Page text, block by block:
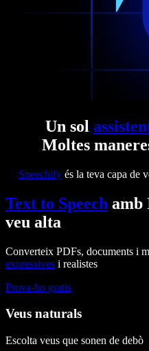
Un sol
Moltes
Speechify és la teva capa de
Text to Speech amb
veu alta
Converteix PDFs, documents i
expressives i realistes
Prova-ho gratis
Veus naturals
Escolta veus que sonen de debò